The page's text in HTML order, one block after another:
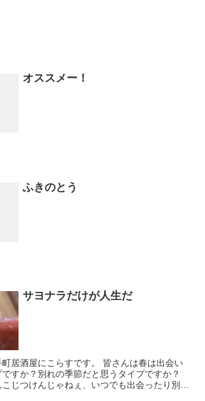
オススメー！
ふきのとう
サヨナラだけが人生だ
居酒屋にこらすです。 皆さんは春は出会い
すか？別れの季節だと思うタイプですか？
じつけんじゃねぇ、いつでも出会ったり別れ